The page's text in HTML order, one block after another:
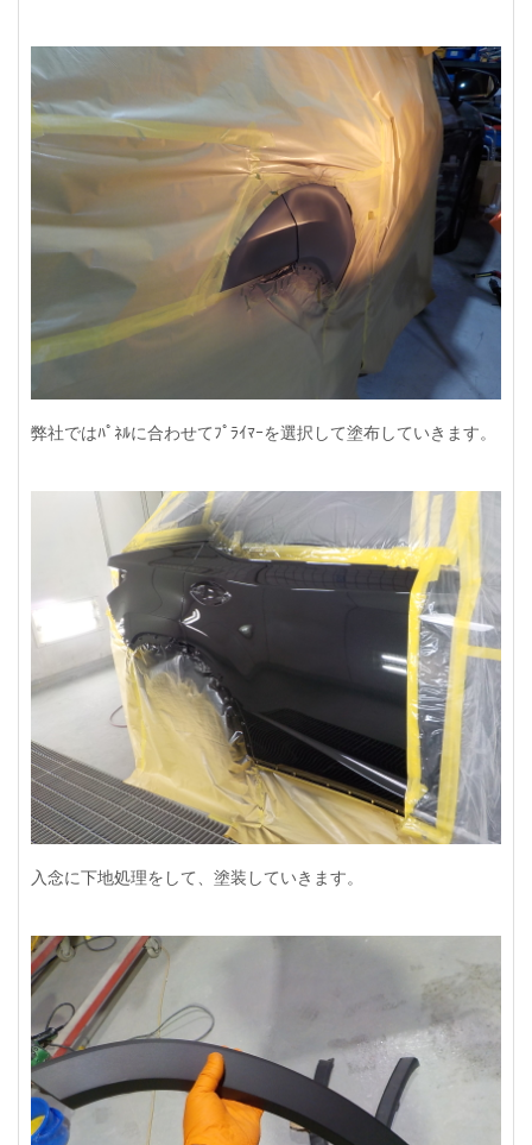
弊社ではﾊﾟﾈﾙに合わせてﾌﾟﾗｲﾏｰを選択して塗布していきます。
入念に下地処理をして、塗装していきます。